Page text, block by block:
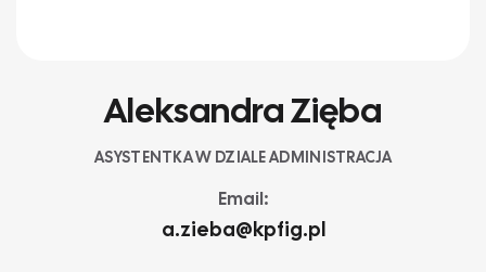
Aleksandra Zięba
ASYSTENTKA W DZIALE ADMINISTRACJA
Email:
a.zieba@kpfig.pl